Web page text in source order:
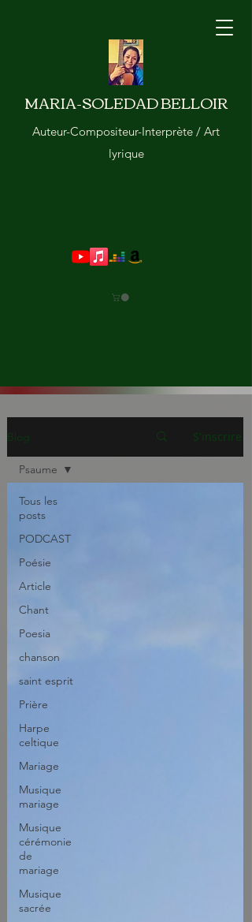
MARIA-SOLEDAD BELLOIR
Auteur-Compositeur-Interprète / Art
lyrique
Blog S'inscrire
Tous les
posts
PODCAST
Poésie
Article
Chant
Poesia
chanson
saint esprit
Prière
Harpe
celtique
Mariage
Musique
mariage
Musique
cérémonie
de
mariage
Musique
sacrée
Psaume